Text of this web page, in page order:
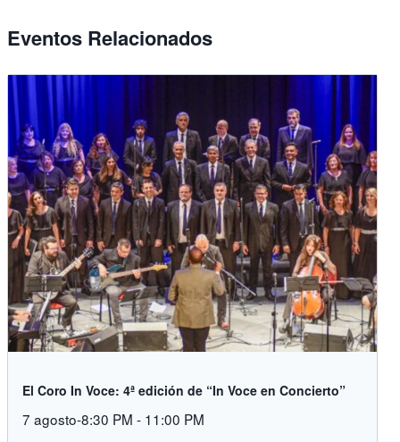
Eventos Relacionados
El Coro In Voce: 4ª edición de “In Voce en Concierto”
7 agosto-8:30 PM - 11:00 PM